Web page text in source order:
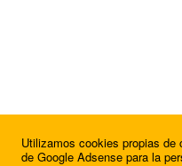
Utilizamos cookies propias
de Google Adsense para la